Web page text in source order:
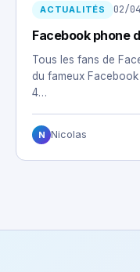
ACTUALITÉS 02/
Facebook phone
Tous les fans de
du fameux
4…
N Nicolas